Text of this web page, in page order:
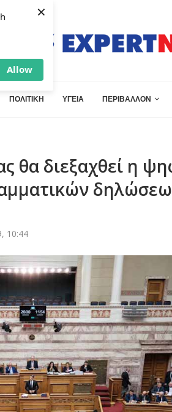
Allow
×
ΠΟΛΙΤΙΚΗ ΥΓΕΙΑ ΠΕΡΙΒΑΛΛΟΝ
θα διεξαχθεί η
10:44